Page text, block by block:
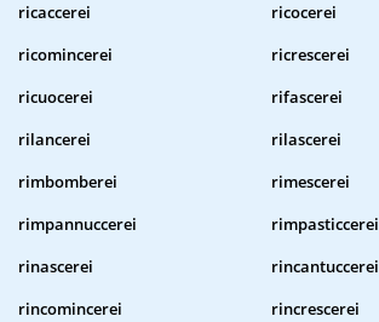
ricaccerei
ricocerei
ricomincerei
ricrescerei
ricuocerei
rifascerei
rilancerei
rilascerei
rimbomberei
rimescerei
rimpannuccerei
rimpasticcerei
rinascerei
rincantuccerei
rincomincerei
rincrescerei